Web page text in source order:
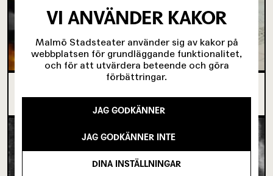
TILL SCENKONST
VI ANVÄNDER KAKOR
Malmö Stadsteater använder sig av kakor på
webbplatsen för grundläggande funktionalitet,
och för att utvärdera beteende och göra
förbättringar.
JAG GODKÄNNER
JAG GODKÄNNER INTE
DINA INSTÄLLNINGAR